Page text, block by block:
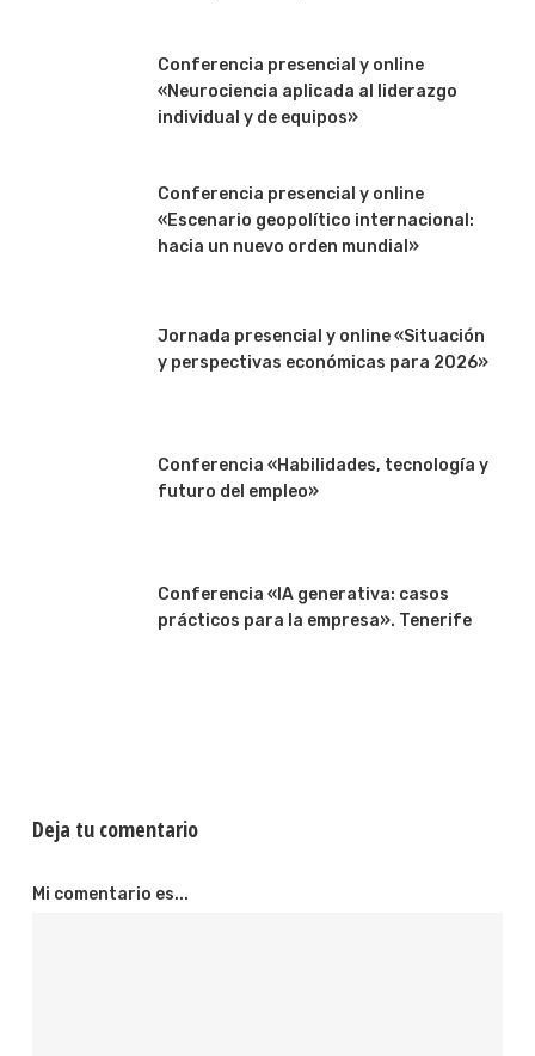
Conferencia presencial y online
«Neurociencia aplicada al liderazgo
individual y de equipos»
Conferencia presencial y online
«Escenario geopolítico internacional:
hacia un nuevo orden mundial»
Jornada presencial y online «Situación
y perspectivas económicas para 2026»
Conferencia «Habilidades, tecnología y
futuro del empleo»
Conferencia «IA generativa: casos
prácticos para la empresa». Tenerife
Deja tu comentario
Mi comentario es...